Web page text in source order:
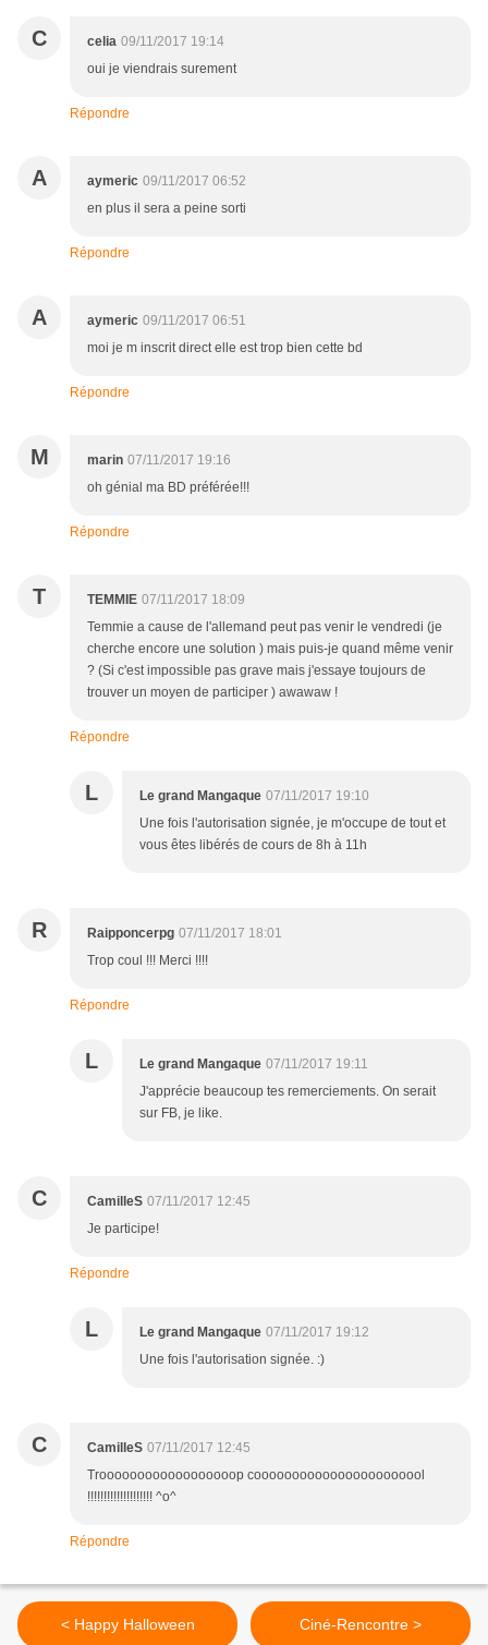
C celia 09/11/2017 19:14
oui je viendrais surement
Répondre
A aymeric 09/11/2017 06:52
en plus il sera a peine sorti
Répondre
A aymeric 09/11/2017 06:51
moi je m inscrit direct elle est trop bien cette bd
Répondre
M marin 07/11/2017 19:16
oh génial ma BD préférée!!!
Répondre
T TEMMIE 07/11/2017 18:09
Temmie a cause de l'allemand peut pas venir le vendredi (je
cherche encore une solution ) mais puis-je quand même venir
? (Si c'est impossible pas grave mais j'essaye toujours de
trouver un moyen de participer ) awawaw !
Répondre
L Le grand Mangaque 07/11/2017 19:10
Une fois l'autorisation signée, je m'occupe de tout et
vous êtes libérés de cours de 8h à 11h
R Raipponcerpg 07/11/2017 18:01
Trop coul !!! Merci !!!!
Répondre
L Le grand Mangaque 07/11/2017 19:11
J'apprécie beaucoup tes remerciements. On serait
sur FB, je like.
C CamilleS 07/11/2017 12:45
Je participe!
Répondre
L Le grand Mangaque 07/11/2017 19:12
Une fois l'autorisation signée. :)
C CamilleS 07/11/2017 12:45
Troooooooooooooooooop cooooooooooooooooooooool
!!!!!!!!!!!!!!!!!!!! ^o^
Répondre
< Happy Halloween Ciné-Rencontre >